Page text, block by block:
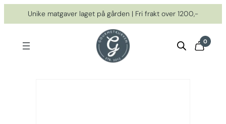
til
Unike matgaver laget på gården | Fri frakt over 1200,-
0